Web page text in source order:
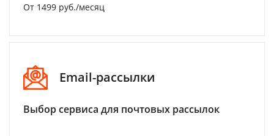
От 1499 руб./месяц
Email-рассылки
Выбор сервиса для почтовых рассылок